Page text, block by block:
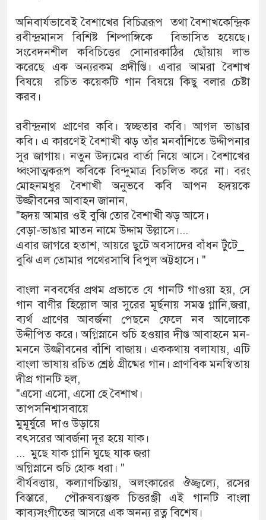
অনিবার্যভাবেই বৈশাখের বিচিত্ররূপ তথা বৈশাখকেন্দ্রিক
রবীন্দ্রমানস বিশিষ্ট শিল্পাঙ্গিকে বিভাসিত হয়েছে।
সংবেদনশীল কবিচিত্তের সোনারকাঠির ছোঁয়ায় লাভ
করেছে এক অন্যরকম প্রদীপ্তি। এবার আমরা বৈশাখ
বিষয়ে রচিত কয়েকটি গান বিষয়ে কিছু বলার চেষ্টা
করব।
রবীন্দ্রনাথ প্রাণের কবি। স্বচ্ছতার কবি। আগল ভাঙার
কবি। এ কারণেই বৈশাখী ঝড় তাঁর মনবাঁশিতে উদ্দীপনার
সুর জাগায়। নতুন উদ্যমের বার্তা নিয়ে আসে। বৈশাখের
ধ্বংসাত্মকরূপ কবিকে বিন্দুমাত্র বিচলিত করে না। বরং
মোহনমধুর বৈশাখী অনুভবে কবি আপন হৃদয়কে
উজ্জীবনের আবাহন জানান,
"হৃদয় আমার ওই বুঝি তোর বৈশাখী ঝড় আসে।
বেড়া-ভাঙার মাতন নামে উদ্দাম উল্লাসে।...
এবার জাগরে হতাশ, আয়রে ছুটে অবসাদের বাঁধন টুঁটে_
বুঝি এল তোমার পথেরসাথি বিপুল অট্টহাসে। "
বাংলা নববর্ষের প্রথম প্রভাতে যে গানটি গাওয়া হয়, সে
গান বাণীর হিল্লোল আর সুরের মূর্ছনায় সমস্ত গ্লানি,জরা,
ব্যর্থ প্রাণের আবর্জনা পেছনে ফেলে নব আলোকে
উদ্দীপিত করে। অগ্নিস্নানে শুচি হওয়ার দীপ্ত আবাহনে মন-
মননে উজ্জীবনের বাঁশি বাজায়। এককথায় বলাযায়, এটি
বাংলা ভাষায় রচিত শ্রেষ্ঠ গ্রীষ্মের গান। প্রাণবিক মনস্বিতায়
দীপ্র গানটি হল,
"এসো এসো, এসো হে বৈশাখ।
তাপসনিশ্বাসবায়ে
মুমূর্ষুরে দাও উড়ায়ে
বৎসরের আবর্জনা দূর হয়ে যাক।
... মুছে যাক গ্লানি ঘুছে যাক জরা
অগ্নিস্নানে শুচি হোক ধরা। "
বীর্যবত্তায়, কল্যাণচিন্তায়, অলংকারের ঔজ্জ্বল্যে, রসের
বিস্তারে, পৌরুষব্যঞ্জক চিত্তরঞ্জী এই গানটি বাংলা
কাব্যসংগীতের আসরে এক অনন্য রত্ন বিশেষ।